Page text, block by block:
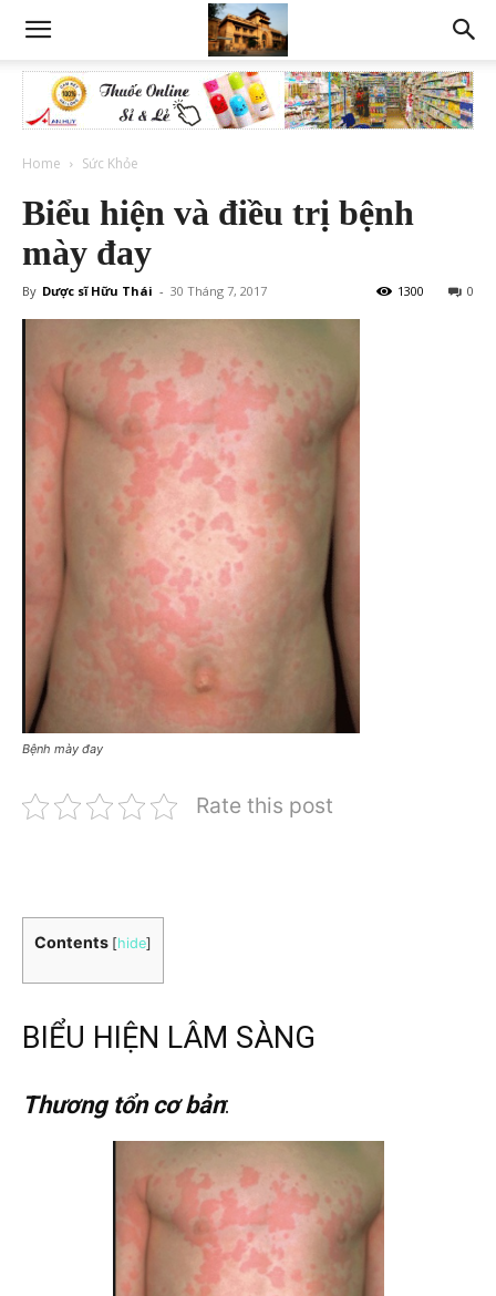
Home Sức Khỏe
Biểu hiện và điều trị bệnh
mày đay
By Dược sĩ Hữu Thái - 30 Tháng 7, 2017 0
1300
Bệnh mày đay
Rate this post
Contents [hide]
BIỂU HIỆN LÂM SÀNG
Thương tổn cơ bản: